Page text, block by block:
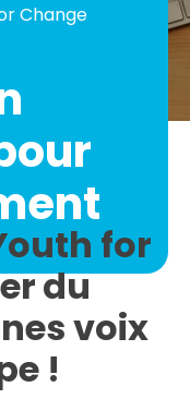
Change
for
du
voix
!